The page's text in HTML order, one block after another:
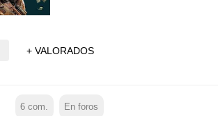
+ VALORADOS
6 com. En foros